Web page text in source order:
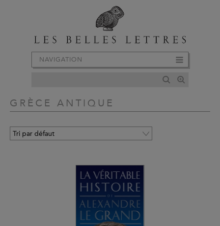
NAVIGATION
GRÈCE ANTIQUE